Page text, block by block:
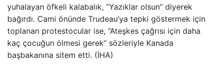
yuhalayan öfkeli kalabalık, “Yazıklar olsun” diyerek
bağırdı. Cami önünde Trudeau’ya tepki göstermek için
toplanan protestocular ise, “Ateşkes çağrısı için daha
kaç çocuğun ölmesi gerek” sözleriyle Kanada
başbakanına sitem etti. (İHA)